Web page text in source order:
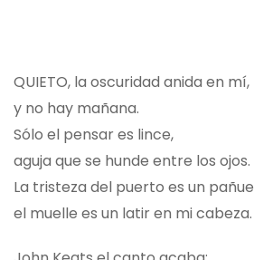
QUIETO, la oscuridad anida en mí,
y no hay mañana.
Sólo el pensar es lince,
aguja que se hunde entre los ojos.
La tristeza del puerto es un
el muelle es un latir en mi cabeza.